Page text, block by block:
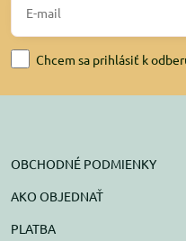
Chcem sa prihlásiť k
OBCHODNÉ PODMIENKY
AKO OBJEDNAŤ
PLATBA